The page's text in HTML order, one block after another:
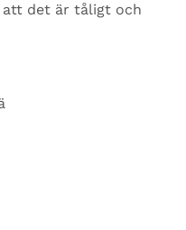
det är tåligt och